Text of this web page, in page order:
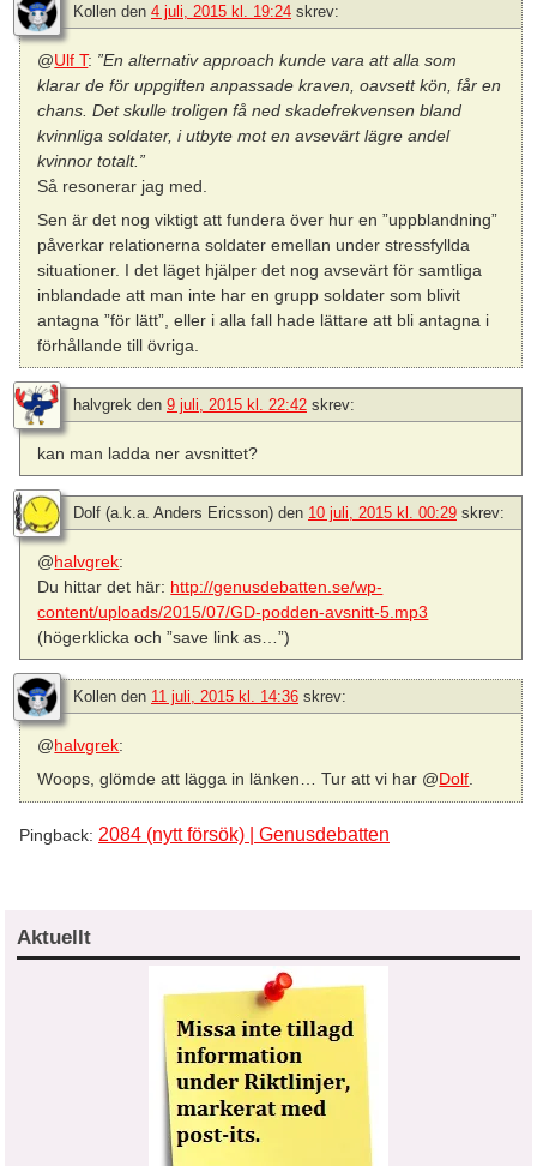
Kollen den 4 juli, 2015 kl. 19:24 skrev:
@Ulf T: ”En alternativ approach kunde vara att alla som
klarar de för uppgiften anpassade kraven, oavsett kön, får en
chans. Det skulle troligen få ned skadefrekvensen bland
kvinnliga soldater, i utbyte mot en avsevärt lägre andel
kvinnor totalt.”
Så resonerar jag med.
Sen är det nog viktigt att fundera över hur en ”uppblandning”
påverkar relationerna soldater emellan under stressfyllda
situationer. I det läget hjälper det nog avsevärt för samtliga
inblandade att man inte har en grupp soldater som blivit
antagna ”för lätt”, eller i alla fall hade lättare att bli antagna i
förhållande till övriga.
halvgrek den 9 juli, 2015 kl. 22:42 skrev:
kan man ladda ner avsnittet?
Dolf (a.k.a. Anders Ericsson) den 10 juli, 2015 kl. 00:29 skrev:
@halvgrek:
Du hittar det här: http://genusdebatten.se/wp-
content/uploads/2015/07/GD-podden-avsnitt-5.mp3
(högerklicka och ”save link as…”)
Kollen den 11 juli, 2015 kl. 14:36 skrev:
@halvgrek:
Woops, glömde att lägga in länken… Tur att vi har @Dolf.
Pingback: 2084 (nytt försök) | Genusdebatten
Aktuellt